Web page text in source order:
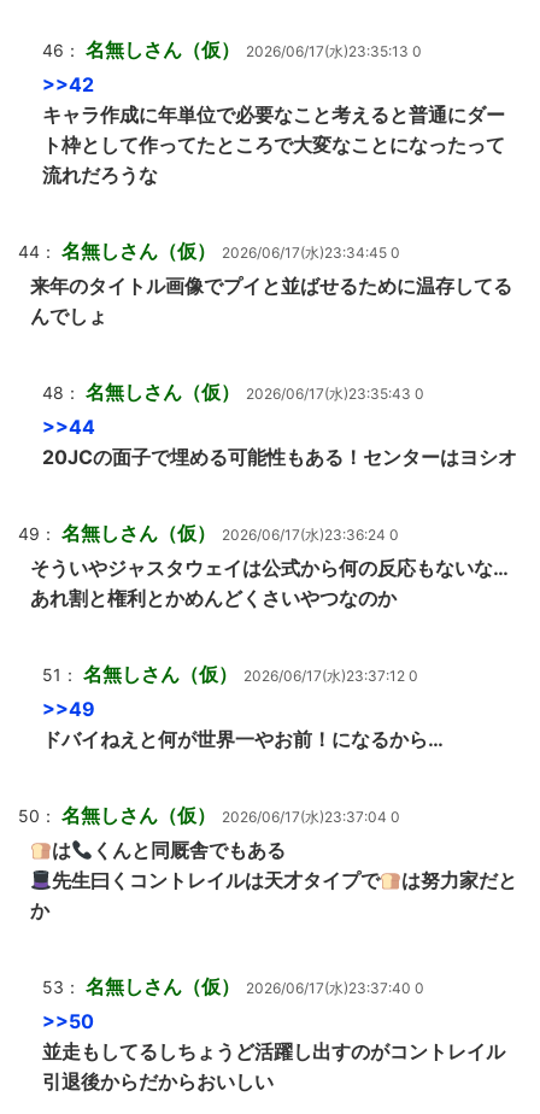
46： 名無しさん（仮） 2026/06/17(水)23:35:13 0
>>42
キャラ作成に年単位で必要なこと考えると普通にダー
ト枠として作ってたところで大変なことになったって
流れだろうな
44： 名無しさん（仮） 2026/06/17(水)23:34:45 0
来年のタイトル画像でプイと並ばせるために温存してる
んでしょ
48： 名無しさん（仮） 2026/06/17(水)23:35:43 0
>>44
20JCの面子で埋める可能性もある！センターはヨシオ
49： 名無しさん（仮） 2026/06/17(水)23:36:24 0
そういやジャスタウェイは公式から何の反応もないな…
あれ割と権利とかめんどくさいやつなのか
51： 名無しさん（仮） 2026/06/17(水)23:37:12 0
>>49
ドバイねえと何が世界一やお前！になるから…
50： 名無しさん（仮） 2026/06/17(水)23:37:04 0
は
くんと同厩舎でもある
先生曰くコントレイルは天才タイプで
は努力家だと
か
53： 名無しさん（仮） 2026/06/17(水)23:37:40 0
>>50
並走もしてるしちょうど活躍し出すのがコントレイル
引退後からだからおいしい